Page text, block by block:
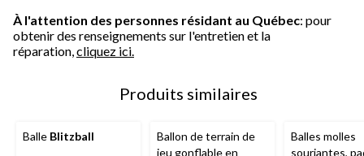
À l'attention des personnes résidant au Québec: pour
obtenir des renseignements sur l'entretien et la
réparation,cliquez ici.
Produits similaires
Balle Blitzball
Ballon de terrain de
jeu gonflable en
Balles molles
souriantes,